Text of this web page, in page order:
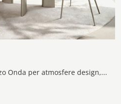
Ecco a te la sedia da pranzo Onda per atmosfere design, tra le più originali Sedie fisse di Calligaris.